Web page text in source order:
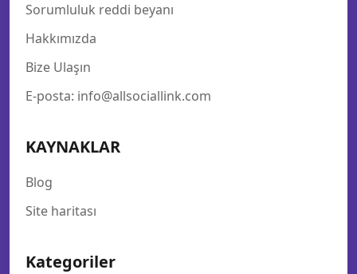
Sorumluluk reddi beyanı
Hakkımızda
Bize Ulaşın
E-posta: info@allsociallink.com
KAYNAKLAR
Blog
Site haritası
Kategoriler